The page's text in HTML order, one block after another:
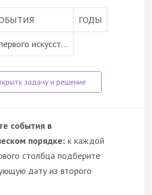
ГОДЫ
искусст…
события в
порядке: к каждой
столбца подберите
дату из второго